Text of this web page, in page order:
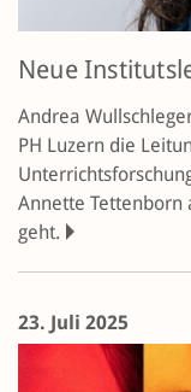
Neue
Andrea
PH Luzern die
Annette Tettenborn
geht.
23. Juli 2025